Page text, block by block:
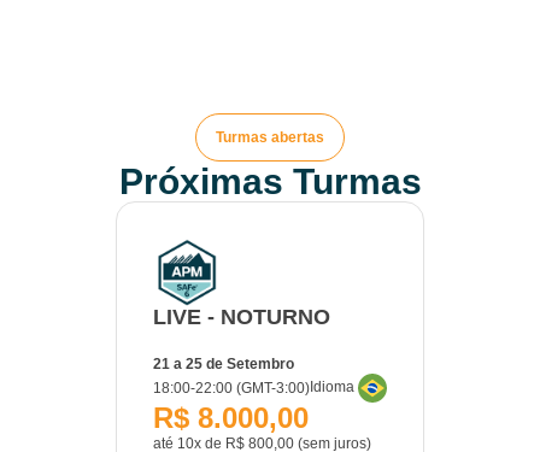
Turmas abertas
Próximas Turmas
LIVE - NOTURNO
21 a 25 de Setembro
18:00-22:00 (GMT-3:00) Idioma
R$ 8.000,00
até 10x de R$ 800,00 (sem juros)